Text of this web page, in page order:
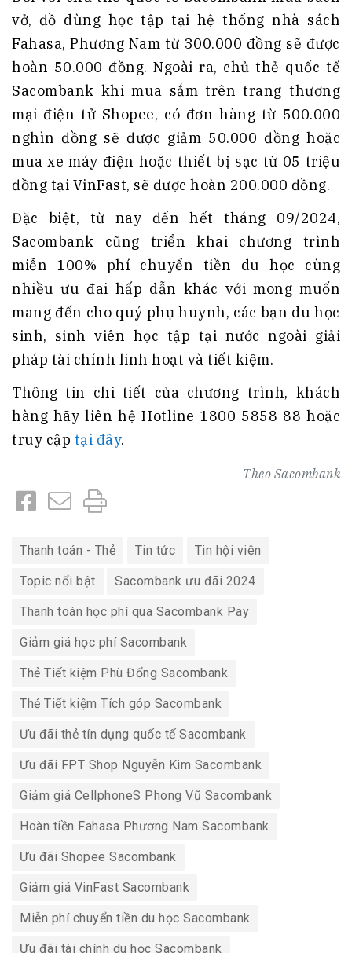
vở, đồ dùng học tập tại hệ thống nhà sách
Fahasa, Phương Nam từ 300.000 đồng sẽ được
hoàn 50.000 đồng. Ngoài ra, chủ thẻ quốc tế
Sacombank khi mua sắm trên trang thương
mại điện tử Shopee, có đơn hàng từ 500.000
nghìn đồng sẽ được giảm 50.000 đồng hoặc
mua xe máy điện hoặc thiết bị sạc từ 05 triệu
đồng tại VinFast, sẽ được hoàn 200.000 đồng.
Đặc biệt, từ nay đến hết tháng 09/2024,
Sacombank cũng triển khai chương trình
miễn 100% phí chuyển tiền du học cùng
nhiều ưu đãi hấp dẫn khác với mong muốn
mang đến cho quý phụ huynh, các bạn du học
sinh, sinh viên học tập tại nước ngoài giải
pháp tài chính linh hoạt và tiết kiệm.
Thông tin chi tiết của chương trình, khách
hàng hãy liên hệ Hotline 1800 5858 88 hoặc
truy cập tại đây.
Theo Sacombank
Thanh toán - Thẻ Tin tức Tin hội viên
Topic nổi bật Sacombank ưu đãi 2024
Thanh toán học phí qua Sacombank Pay
Giảm giá học phí Sacombank
Thẻ Tiết kiệm Phù Đổng Sacombank
Thẻ Tiết kiệm Tích góp Sacombank
Ưu đãi thẻ tín dụng quốc tế Sacombank
Ưu đãi FPT Shop Nguyễn Kim Sacombank
Giảm giá CellphoneS Phong Vũ Sacombank
Hoàn tiền Fahasa Phương Nam Sacombank
Ưu đãi Shopee Sacombank
Giảm giá VinFast Sacombank
Miễn phí chuyển tiền du học Sacombank
Ưu đãi tài chính du học Sacombank